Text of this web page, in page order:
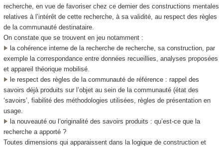
recherche, en vue de favoriser chez ce dernier des constructions mentales
relatives à l’intérêt de cette recherche, à sa validité, au respect des règles
de la communauté destinataire.
On constate que se trouvent en jeu notamment :
la cohérence interne de la recherche de recherche, sa construction, par
exemple la correspondance entre données recueillies, analyses proposées
et appareil théorique mobilisé.
le respect des règles de la communauté de référence : rappel des
savoirs déjà produits sur l’objet au sein de la communauté (état des
‘savoirs’, fiabilité des méthodologies utilisées, règles de présentation en
usage.
la nouveauté ou l’originalité des savoirs produits : qu’est-ce que la
recherche a apporté ?
Toutes dimensions qui apparaissent dans la logique de construction et